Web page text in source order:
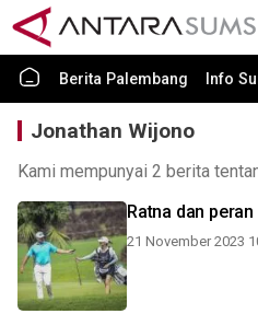
Berita Palembang Info
Jonathan Wijono
Kami mempunyai 2 berita
Ratna dan
21 November 2023